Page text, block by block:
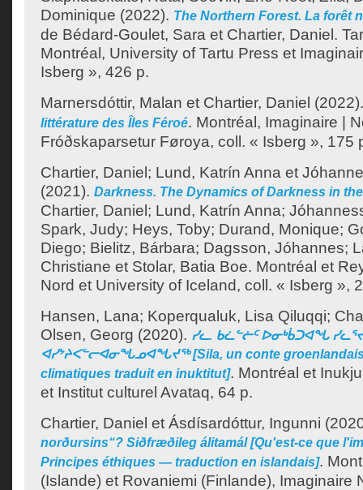
Dominique (2022). The Northern Forest. La forêt
de Bédard-Goulet, Sara et Chartier, Daniel .
Montréal, University of Tartu Press et
Isberg », 426 p.
Marnersdóttir, Malan et Chartier, Daniel
littérature des Îles Féroé. Montréal, Imaginaire |
Fróðskaparsetur Føroya, coll. « Isberg », 175
Chartier, Daniel ; Lund, Katrín Anna et
(2021). Darkness. The Dynamics of Darkness in
Chartier, Daniel ; Lund, Katrín Anna;
Spark, Judy; Heys, Toby; Durand, Monique;
Diego; Bielitz, Bárbara; Dagsson, Jóhannes;
Christiane et Stolar, Batia Boe. Montréal et
Nord et University of Iceland, coll. « Isberg »,
Hansen, Lana; Koperqualuk, Lisa Qiluqqi;
Olsen, Georg (2020). ᓯᓚ. ᑲᓛᓪᓖᑦ ᐅᓂᒃᑳᑐᐊᖓ
ᐊᓯᔾᔨᐸᓪᓕᐊᓂᖓᓄᐊᖓᔪᖅ [Sila, un conte groenlandais
climatiques traduit en inuktitut]. Montréal et
et Institut culturel Avataq, 64 p.
Chartier, Daniel et Ásdísardóttur, Ingunni
norðursins“? Siðfræðileg álitamál [Qu'est-ce que
Principes éthiques — traduction en islandais].
(Islande) et Rovaniemi (Finlande), Imaginaire